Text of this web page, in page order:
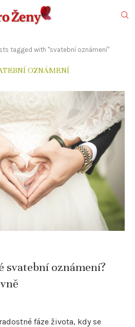
tagged with "svatební oznámení"
OZNÁMENÍ
svatební oznámení?
fáze života, kdy se